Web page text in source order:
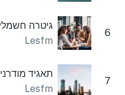
6
Lesfm
7
תאגיד מודרני
Lesfm